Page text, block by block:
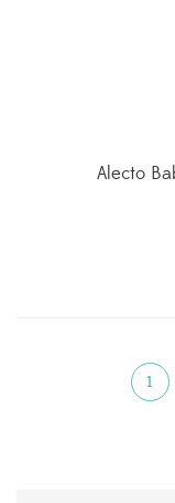
Alecto
1